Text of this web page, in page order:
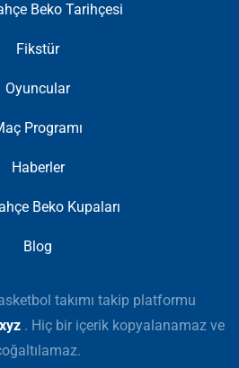
Beko Tarihçesi
Fikstür
Oyuncular
Programı
Haberler
Beko Kupaları
Blog
takımı takip platformu
. Hiç bir içerik kopyalanamaz ve